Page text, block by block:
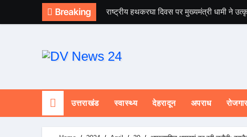
Breaking राष्ट्रीय हथकरघा दिवस पर मुख्यमंत्री धामी ने
उत्तराखंड स्वास्थ्य देहरादून अपराध